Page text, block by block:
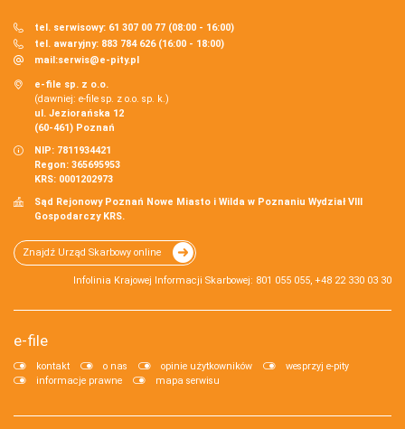
tel. serwisowy: 61 307 00 77 (08:00 - 16:00)
tel. awaryjny: 883 784 626 (16:00 - 18:00)
mail:serwis@e-pity.pl
e-file sp. z o.o.
(dawniej: e-file sp. z o.o. sp. k.)
ul. Jeziorańska 12
(60-461) Poznań
NIP: 7811934421
Regon: 365695953
KRS: 0001202973
Sąd Rejonowy Poznań Nowe Miasto i Wilda w Poznaniu Wydział VIII
Gospodarczy KRS.
Znajdź Urząd Skarbowy online
Infolinia Krajowej Informacji Skarbowej: 801 055 055, +48 22 330 03 30
e-file
kontakt o nas opinie użytkowników
wesprzyj e-pity
informacje prawne
mapa serwisu